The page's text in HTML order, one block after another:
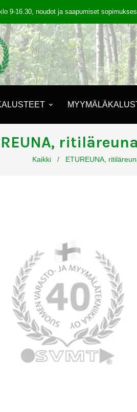
9-16.30, noudot ja saapumiset
Kaikki / ETUREUNA,